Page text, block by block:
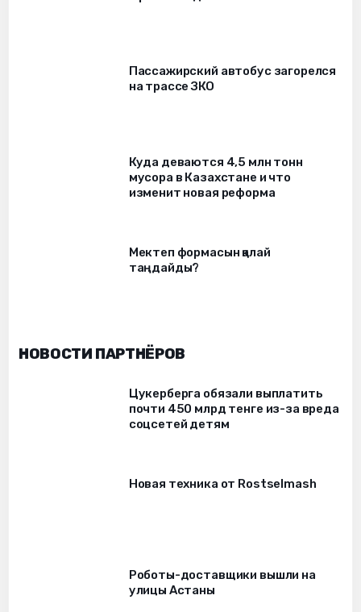
Пассажирский автобус загорелся
на трассе ЗКО
Куда деваются 4,5 млн тонн
мусора в Казахстане и что
изменит новая реформа
Мектеп формасын қалай
таңдайды?
НОВОСТИ ПАРТНЁРОВ
Цукерберга обязали выплатить
почти 450 млрд тенге из-за вреда
соцсетей детям
Новая техника от Rostselmash
Роботы-доставщики вышли на
улицы Астаны